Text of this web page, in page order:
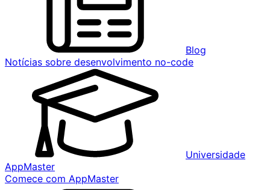
Blog
Notícias sobre desenvolvimento no-code
Universidade
AppMaster
Comece com AppMaster